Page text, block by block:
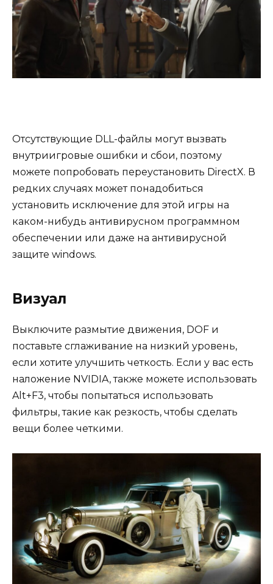
Отсутствующие DLL-файлы могут вызвать
внутриигровые ошибки и сбои, поэтому
можете попробовать переустановить DirectX. В
редких случаях может понадобиться
установить исключение для этой игры на
каком-нибудь антивирусном программном
обеспечении или даже на антивирусной
защите windows.
Визуал
Выключите размытие движения, DOF и
поставьте сглаживание на низкий уровень,
если хотите улучшить четкость. Если у вас есть
наложение NVIDIA, также можете использовать
Alt+F3, чтобы попытаться использовать
фильтры, такие как резкость, чтобы сделать
вещи более четкими.